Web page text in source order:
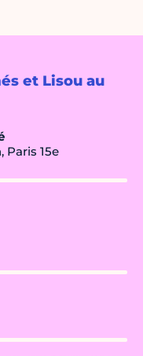
et Lisou au
Paris 15e